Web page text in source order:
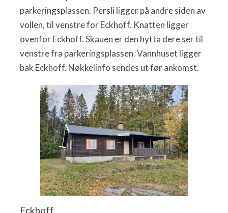
parkeringsplassen. Persli ligger på andre siden av
vollen, til venstre for Eckhoff. Knatten ligger
ovenfor Eckhoff. Skauen er den hytta dere ser til
venstre fra parkeringsplassen. Vannhuset ligger
bak Eckhoff. Nøkkelinfo sendes ut før ankomst.
Eckhoff